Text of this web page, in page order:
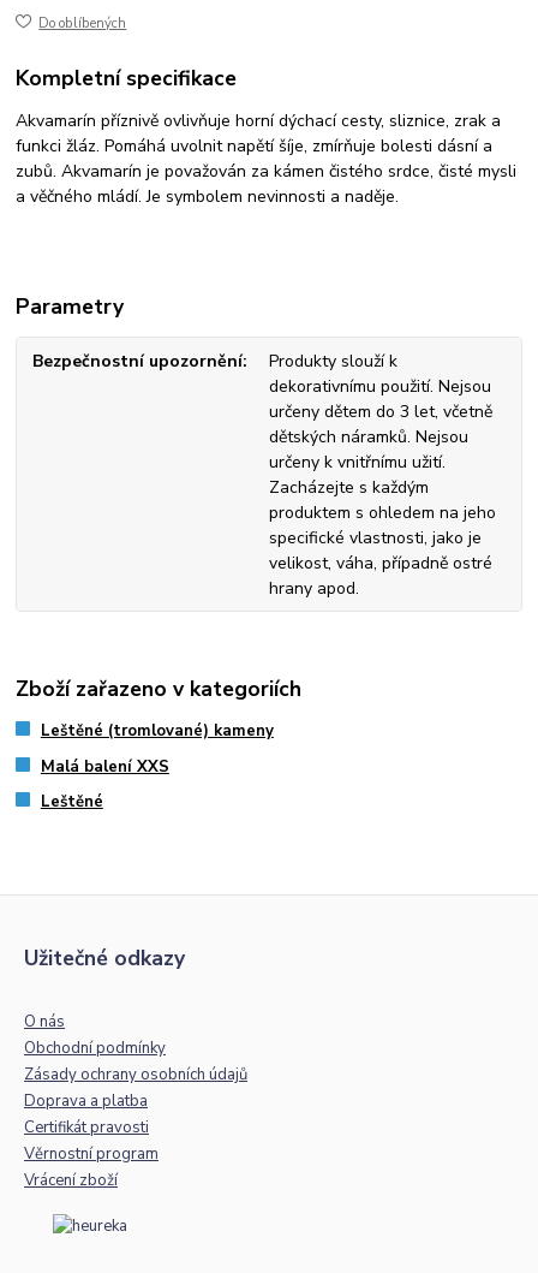
Do oblíbených
Kompletní specifikace
Akvamarín příznivě ovlivňuje horní dýchací cesty, sliznice, zrak a
funkci žláz. Pomáhá uvolnit napětí šíje, zmírňuje bolesti dásní a
zubů. Akvamarín je považován za kámen čistého srdce, čisté mysli
a věčného mládí. Je symbolem nevinnosti a naděje.
Parametry
Bezpečnostní upozornění
Produkty slouží k
dekorativnímu použití. Nejsou
určeny dětem do 3 let, včetně
dětských náramků. Nejsou
určeny k vnitřnímu užití.
Zacházejte s každým
produktem s ohledem na jeho
specifické vlastnosti, jako je
velikost, váha, případně ostré
hrany apod.
Zboží zařazeno v kategoriích
Leštěné (tromlované) kameny
Malá balení XXS
Leštěné
Užitečné odkazy
O nás
Obchodní podmínky
Zásady ochrany osobních údajů
Doprava a platba
Certifikát pravosti
Věrnostní program
Vrácení zboží